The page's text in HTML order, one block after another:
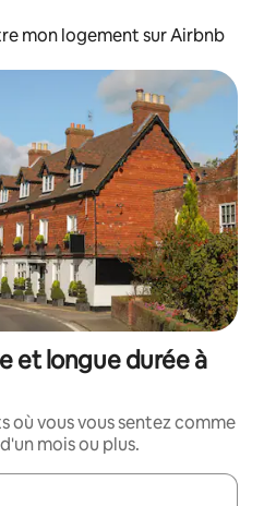
mon logement sur Airbnb
et longue durée à
où vous vous sentez comme
mois ou plus.